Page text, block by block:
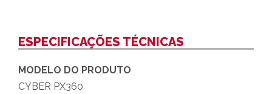
ESPECIFICAÇÕES TÉCNICAS
MODELO DO PRODUTO
CYBER PX360